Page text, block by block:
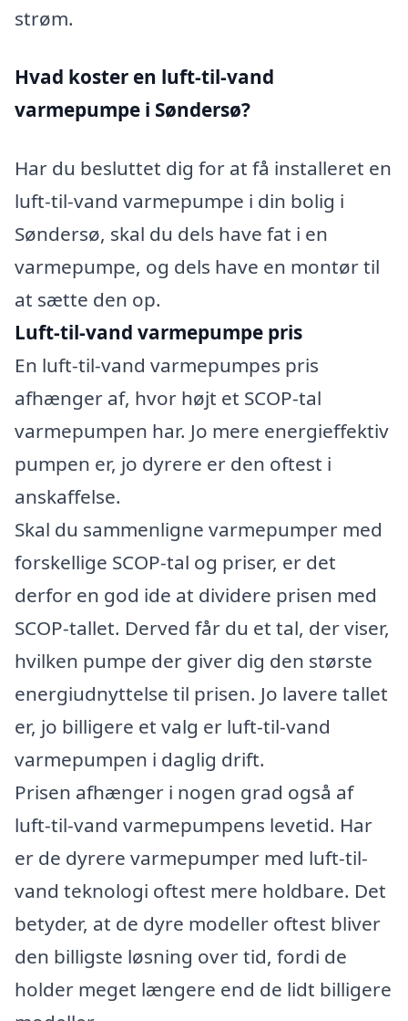
strøm.
Hvad koster en luft-til-vand
varmepumpe i Søndersø?
Har du besluttet dig for at få installeret en
luft-til-vand varmepumpe i din bolig i
Søndersø, skal du dels have fat i en
varmepumpe, og dels have en montør til
at sætte den op.
Luft-til-vand varmepumpe pris
En luft-til-vand varmepumpes pris
afhænger af, hvor højt et SCOP-tal
varmepumpen har. Jo mere energieffektiv
pumpen er, jo dyrere er den oftest i
anskaffelse.
Skal du sammenligne varmepumper med
forskellige SCOP-tal og priser, er det
derfor en god ide at dividere prisen med
SCOP-tallet. Derved får du et tal, der viser,
hvilken pumpe der giver dig den største
energiudnyttelse til prisen. Jo lavere tallet
er, jo billigere et valg er luft-til-vand
varmepumpen i daglig drift.
Prisen afhænger i nogen grad også af
luft-til-vand varmepumpens levetid. Har
er de dyrere varmepumper med luft-til-
vand teknologi oftest mere holdbare. Det
betyder, at de dyre modeller oftest bliver
den billigste løsning over tid, fordi de
holder meget længere end de lidt billigere